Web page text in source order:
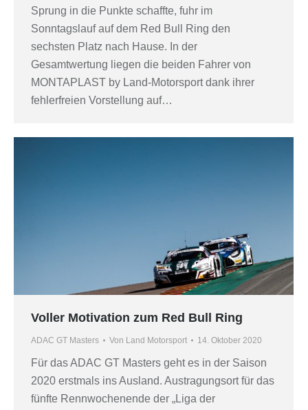
Sprung in die Punkte schaffte, fuhr im
Sonntagslauf auf dem Red Bull Ring den
sechsten Platz nach Hause. In der
Gesamtwertung liegen die beiden Fahrer von
MONTAPLAST by Land-Motorsport dank ihrer
fehlerfreien Vorstellung auf…
Voller Motivation zum Red Bull Ring
ADAC GT Masters Von Land Motorsport 14. Oktober 2020
Für das ADAC GT Masters geht es in der Saison
2020 erstmals ins Ausland. Austragungsort für das
fünfte Rennwochenende der „Liga der